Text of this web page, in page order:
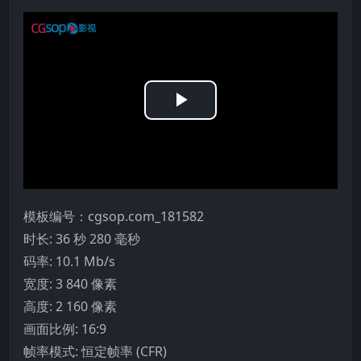
Play
模板编号：cgsop.com_181582
时长: 36 秒 280 毫秒
码率: 10.1 Mb/s
宽度: 3 840 像素
高度: 2 160 像素
画面比例: 16:9
帧率模式: 恒定帧率 (CFR)